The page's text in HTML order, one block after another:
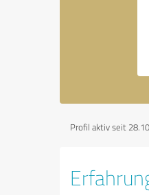
Profil aktiv seit